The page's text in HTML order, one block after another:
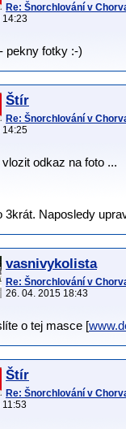
Re: Šnorchlování v
14:23
pekny fotky :-)
Štír
Re: Šnorchlování v
14:25
odkaz na foto ...
3krát. Naposledy
vasnivykolista
Re: Šnorchlování v
26. 04. 2015 18:43
o tej masce [
Štír
Re: Šnorchlování v
11:53